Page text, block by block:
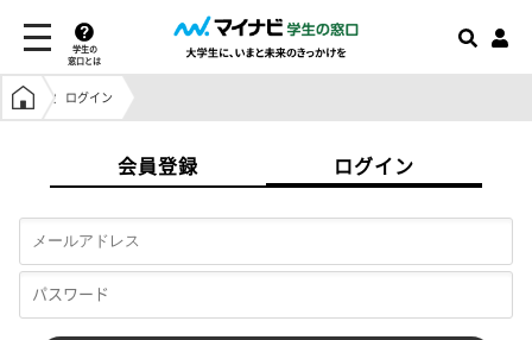
学生の
窓口とは
学生の窓口トップ
ログイン
会員登録 ログイン